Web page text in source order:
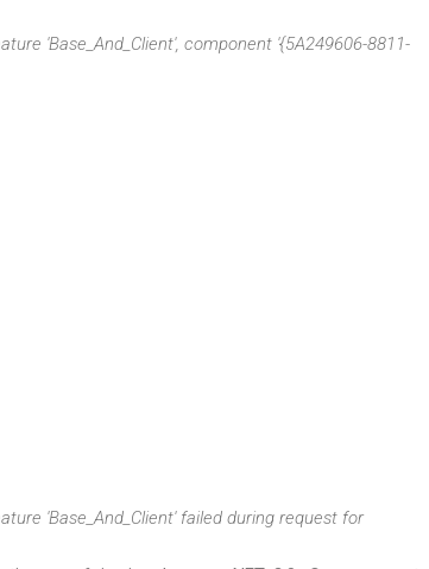
'Base_And_Client', component '{5A249606-8811-
'Base_And_Client' failed during request for